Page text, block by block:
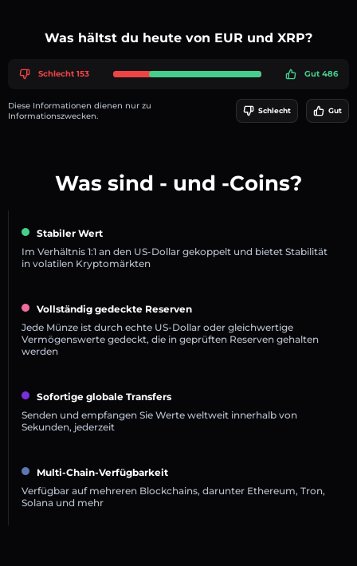
Was hältst du heute von EUR und XRP?
Schlecht 153 Gut 486
Diese Informationen dienen nur zu
Informationszwecken.
Schlecht Gut
Was sind - und -Coins?
Stabiler Wert
Im Verhältnis 1:1 an den US-Dollar gekoppelt und bietet Stabilität
in volatilen Kryptomärkten
Vollständig gedeckte Reserven
Jede Münze ist durch echte US-Dollar oder gleichwertige
Vermögenswerte gedeckt, die in geprüften Reserven gehalten
werden
Sofortige globale Transfers
Senden und empfangen Sie Werte weltweit innerhalb von
Sekunden, jederzeit
Multi-Chain-Verfügbarkeit
Verfügbar auf mehreren Blockchains, darunter Ethereum, Tron,
Solana und mehr